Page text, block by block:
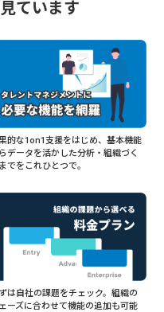
ています
的な1on1支援をはじめ、基本機能
データを活かした分析・組織づく
でをこれひとつで。
は自社の課題をチェック。組織の
ーズに合わせて機能の追加も可能